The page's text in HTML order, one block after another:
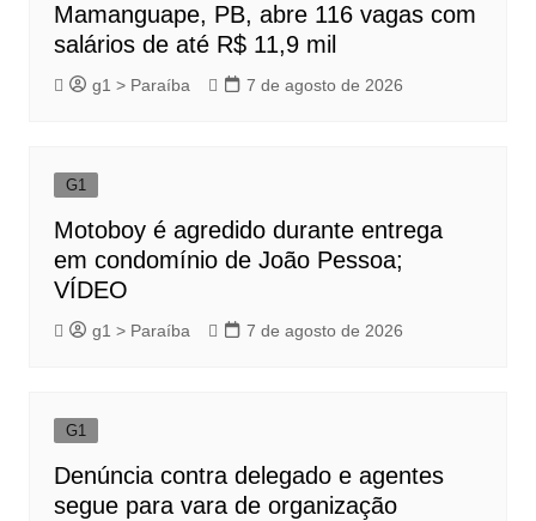
Mamanguape, PB, abre 116 vagas com
salários de até R$ 11,9 mil
g1 > Paraíba 7 de agosto de 2026
G1
Motoboy é agredido durante entrega
em condomínio de João Pessoa;
VÍDEO
g1 > Paraíba 7 de agosto de 2026
G1
Denúncia contra delegado e agentes
segue para vara de organização